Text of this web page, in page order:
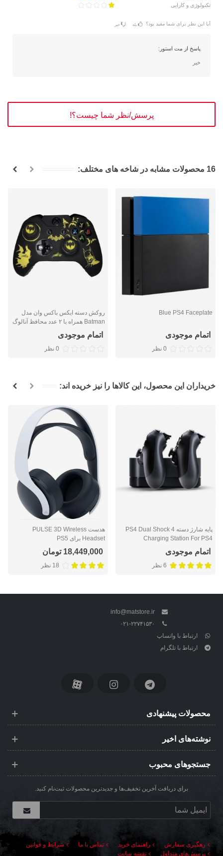
تکنولوژی و کارایی
آیا این نظر برای شما مفید بود؟ بله خیر
پاسخ از مت استور:
خیر
پرسش/نظر شما چیست؟!
16 محصولات مشابه در شاخه های مختلف:
Blue PS4 Faceplate
اتمام موجودی
0 نظر
روکش دسته ایکس باکس وان مدل
Batman همراه با ۲ عدد محافظ آنالوگ
اتمام موجودی
0 نظر
خریداران این محصول، این کالاها را نیز خریده اند:
پايه شارژ دسته PS4 Dual Shock 4
Charging Station For PS4
اتمام موجودی
6 نظر
هدست PULSE 3D Wireless
Headset برای PS5
18,449,000 تومان
18 نظر
info@matstore.ir
۰۲۱-۲۲۷۴۱۵۳۰
ارتباط با واتساپ
ارتباط با تلگرام
محصولات پیشنهادی
نوشته‌های اخیر
جستجوهای محبوب
برای دریافت آخرین تخفیف‌ها و جدیدترین محصولات ثبت‌نام کنید.
رهگیری سفارش راهنمای خرید تماس با ما
شرایط و قوانین
پرسش‌های متداول
نقشه سایت